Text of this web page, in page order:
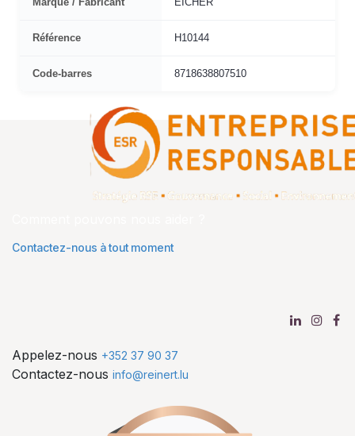
Référence H10144
Code-barres 8718638807510
Contactez-nous à tout moment
Appelez-nous +352 37 90 37
Contactez-nous info@reinert.lu